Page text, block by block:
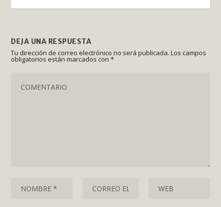
DEJA UNA RESPUESTA
Tu dirección de correo electrónico no será publicada. Los campos
obligatorios están marcados con*